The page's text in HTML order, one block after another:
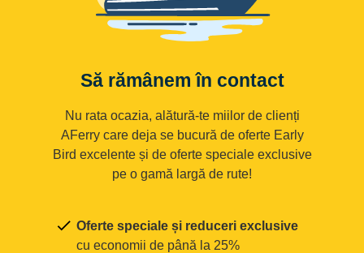
Să rămânem în contact
Nu rata ocazia, alătură-te miilor de clienți
AFerry care deja se bucură de oferte Early
Bird excelente și de oferte speciale exclusive
pe o gamă largă de rute!
Oferte speciale și reduceri exclusive
cu economii de până la 25%